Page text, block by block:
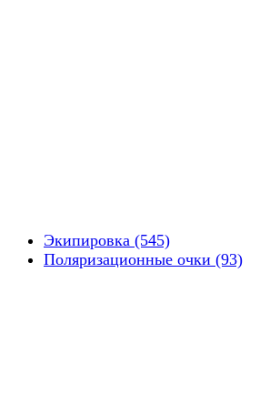
Экипировка (545)
Поляризационные очки (93)